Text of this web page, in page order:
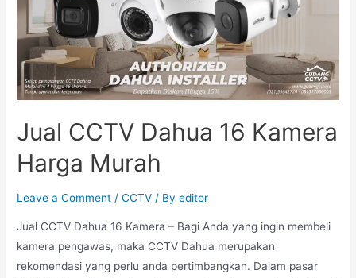
Jual CCTV Dahua 16 Kamera
Harga Murah
Leave a Comment /CCTV / Byeditor
Jual CCTV Dahua 16 Kamera – Bagi Anda yang ingin membeli
kamera pengawas, maka CCTV Dahua merupakan
rekomendasi yang perlu anda pertimbangkan. Dalam pasar